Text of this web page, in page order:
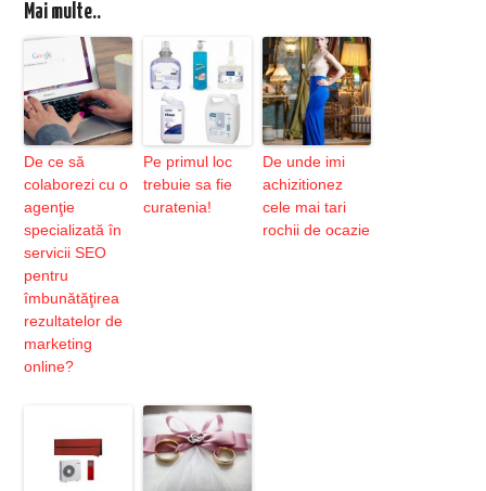
Mai multe..
De ce să
colaborezi cu o
agenţie
specializată în
servicii SEO
pentru
îmbunătăţirea
rezultatelor de
marketing
online?
Pe primul loc
trebuie sa fie
curatenia!
De unde imi
achizitionez
cele mai tari
rochii de ocazie